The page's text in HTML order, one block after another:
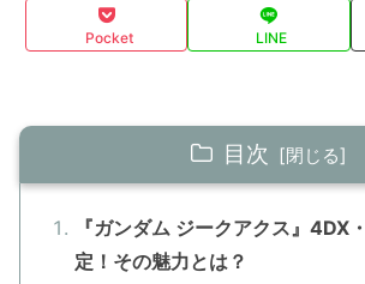
Pocket LINE
目次
『ガンダム ジークアクス』4DX
定！その魅力とは？